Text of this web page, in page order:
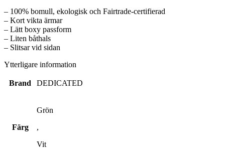
– 100% bomull, ekologisk och Fairtrade-certifierad
– Kort vikta ärmar
– Lätt boxy passform
– Liten båthals
– Slitsar vid sidan
Ytterligare information
Brand DEDICATED
Färg
Grön
,
Vit